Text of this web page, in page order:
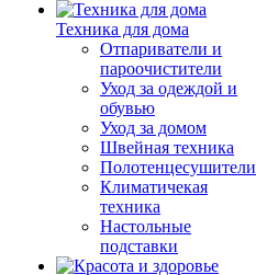
Техника для дома
Отпариватели и
пароочистители
Уход за одеждой и
обувью
Уход за домом
Швейная техника
Полотенцесушители
Климатичекая
техника
Настольные
подставки